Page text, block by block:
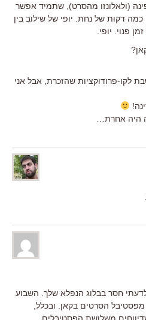
(ולאלונזו מהסרט), שתמיד אפשר
דקות של נחת. יופי של שילוב בין
פנוי. יופי.
לקו-פרודוקציות שהזכרת, אבל אני
היה אחרת…
חסר בבלוג הנפלא שלך. השבוע
מפסטיבל הסרטים בקאן. ובכלל,